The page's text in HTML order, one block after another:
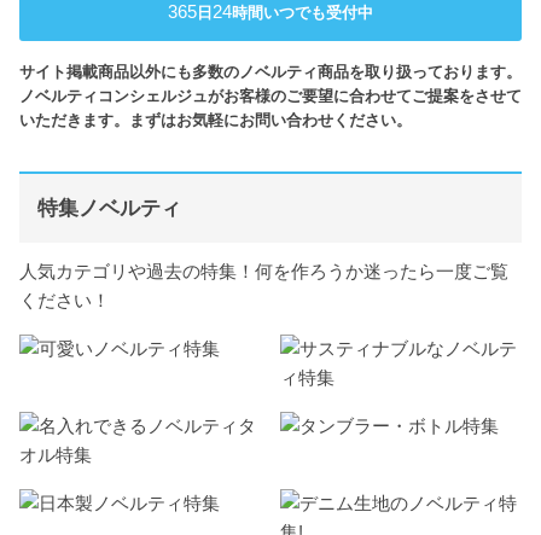
365 日 24時間いつでも受付中
サイト掲載商品以外にも多数のノベルティ商品を取り扱っております。
ノベルティコンシェルジュがお客様のご要望に合わせてご提案をさせて
いただきます。まずはお気軽にお問い合わせください。
特集ノベルティ
人気カテゴリや過去の特集！何を作ろうか迷ったら一度ご覧
ください！